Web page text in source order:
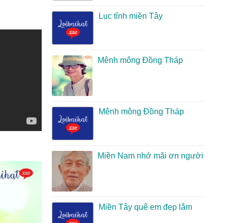
Lục tỉnh miền Tây
Mênh mông Đồng Tháp
Mênh mông Đồng Tháp
Miền Nam nhớ mãi ơn người
Miền Tây quê em đẹp lắm